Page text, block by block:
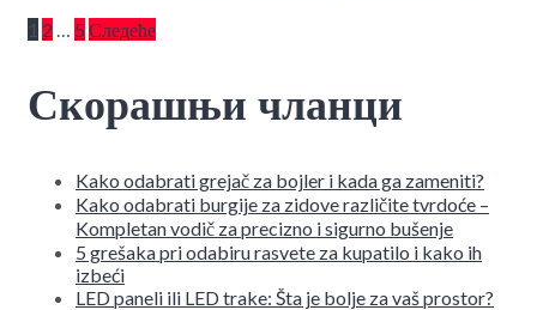
Пагинација
чланака
1 2 … 5 Следеће
Скорашњи чланци
Kako odabrati grejač za bojler i kada ga zameniti?
Kako odabrati burgije za zidove različite tvrdoće –
Kompletan vodič za precizno i sigurno bušenje
5 grešaka pri odabiru rasvete za kupatilo i kako ih
izbeći
LED paneli ili LED trake: Šta je bolje za vaš prostor?